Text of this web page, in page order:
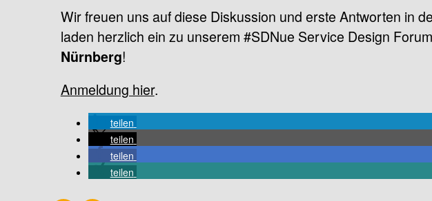
Wir freuen uns auf diese Diskussion und erste Antworten in
laden herzlich ein zu unserem #SDNue Service Design
Nürnberg!
Anmeldung hier.
teilen
teilen
teilen
teilen